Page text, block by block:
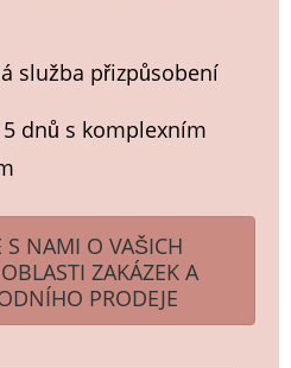
služba přizpůsobení
dnů s komplexním
S NAMI O VAŠICH
ZAKÁZEK A
PRODEJE